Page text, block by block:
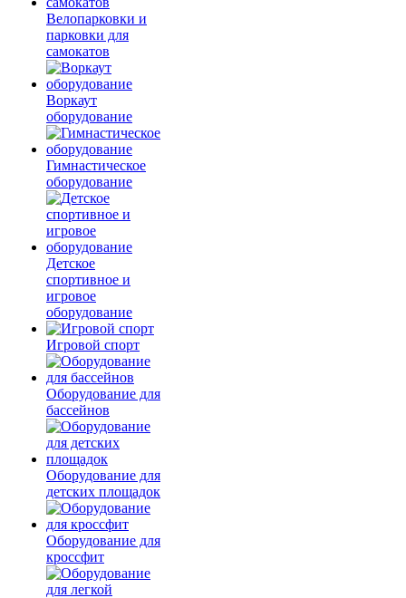
Велопарковки и
парковки для
самокатов
Воркаут
оборудование
Гимнастическое
оборудование
Детское
спортивное и
игровое
оборудование
Игровой спорт
Оборудование для
бассейнов
Оборудование для
детских площадок
Оборудование для
кроссфит